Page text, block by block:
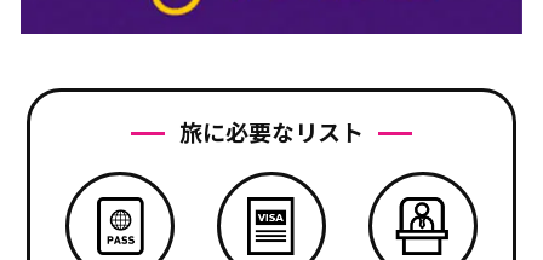
旅に必要なリスト